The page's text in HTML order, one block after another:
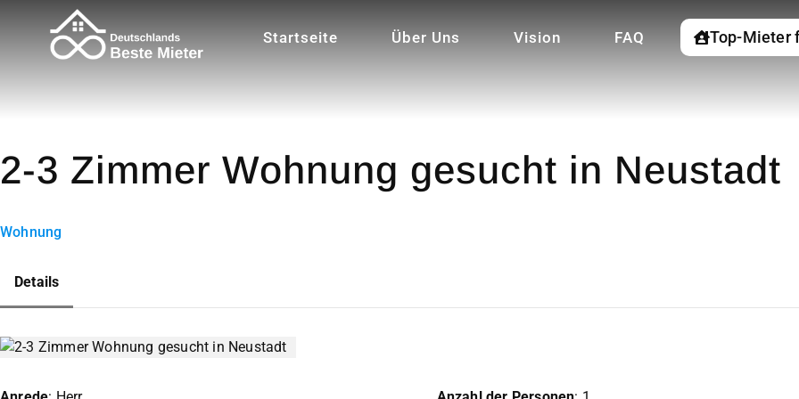
Startseite Über Uns Vision FAQ Top-Mieter
2-3 Zimmer Wohnung gesucht in Neustadt
Wohnung
Details